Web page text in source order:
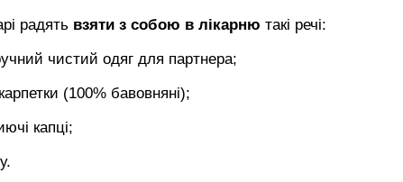
радять взяти з собою в лікарню такі речі:
чистий одяг для партнера;
(100% бавовняні);
капці;